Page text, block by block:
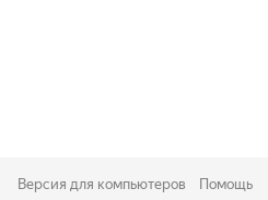
Версия для компьютеров Помощь